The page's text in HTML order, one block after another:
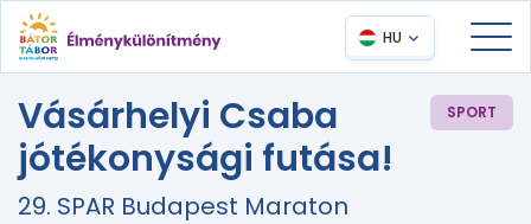
HU
Vásárhelyi Csaba
jótékonysági futása!
SPORT
29. SPAR Budapest Maraton